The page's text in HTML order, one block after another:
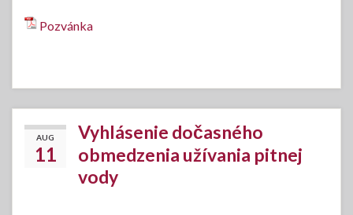
Pozvánka
AUG
11
Vyhlásenie dočasného
obmedzenia užívania pitnej
vody